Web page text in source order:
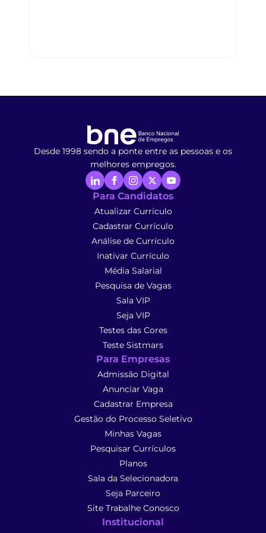
Desde 1998 sendo a ponte entre as pessoas e os
melhores empregos.
Para Candidatos
Atualizar Currículo
Cadastrar Currículo
Análise de Currículo
Inativar Currículo
Média Salarial
Pesquisa de Vagas
Sala VIP
Seja VIP
Testes das Cores
Teste Sistmars
Para Empresas
Admissão Digital
Anunciar Vaga
Cadastrar Empresa
Gestão do Processo Seletivo
Minhas Vagas
Pesquisar Currículos
Planos
Sala da Selecionadora
Seja Parceiro
Site Trabalhe Conosco
Institucional